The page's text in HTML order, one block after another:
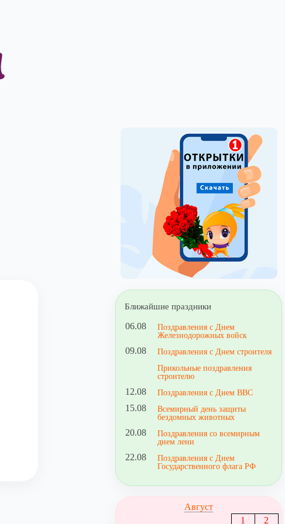
Ближайшие праздники
06.08
Поздравления с Днем
Железнодорожных войск
09.08
Поздравления с Днем строителя
Прикольные поздравления
строителю
12.08 Поздравления с Днем ВВС
15.08
Всемирный день защиты
бездомных животных
20.08
Поздравления со всемирным
днем лени
22.08
Поздравления с Днем
Государственного флага РФ
Август
1
2